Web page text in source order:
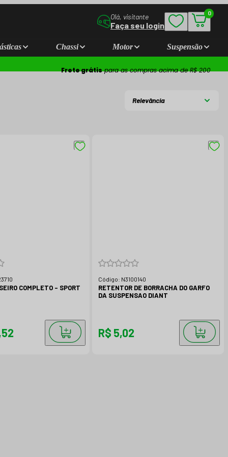
Olá, visitante
Faça seu login
0
Chassi Motor Suspensão
Frete grátispara as compras acima de R$ 200
Relevância
COMPLETO - SPORT
Código: N3100140
RETENTOR DE BORRACHA DO GARFO
DA SUSPENSAO DIANT
R$ 5,02